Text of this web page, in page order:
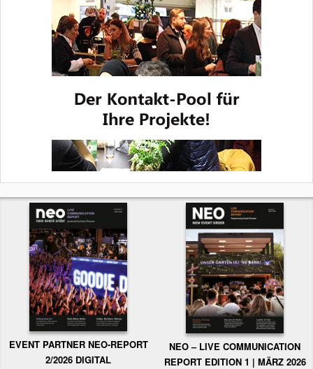
EVENT PARTNER NEO-REPORT
2/2026 DIGITAL
NEO – LIVE COMMUNICATION
REPORT EDITION 1 | MÄRZ 2026